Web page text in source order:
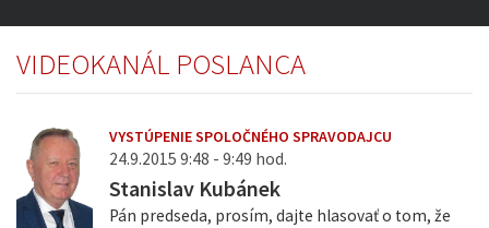
VIDEOKANÁL POSLANCA
VYSTÚPENIE SPOLOČNÉHO SPRAVODAJCU
24.9.2015 9:48 - 9:49 hod.
Stanislav Kubánek
Pán predseda, prosím, dajte hlasovať o tom, že